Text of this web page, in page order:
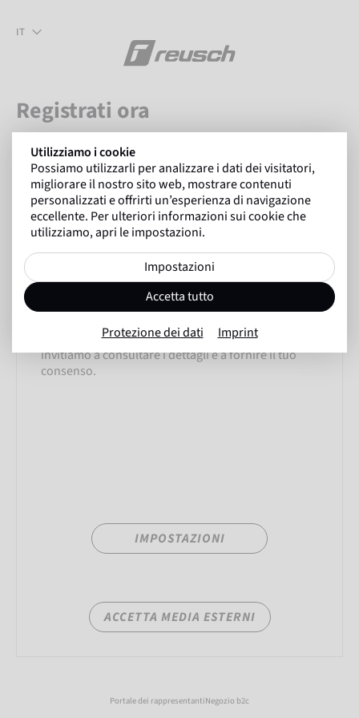
IT
Registrati ora
Compila il seguente modulo per registrarti.
Esamineremo i tuoi dati e ti invieremo le tue
credenziali di accesso personali.
Consenso necessario!
Utilizziamo fornitori terzi (qui 'Google reCAPTCHA')
per integrare contenuti. Questi possono
raccogliere dati personali sulle tue attività. Ti
invitiamo a consultare i dettagli e a fornire il tuo
consenso.
IMPOSTAZIONI
ACCETTA MEDIA ESTERNI
Portale dei rappresentantiNegozio b2c
Utilizziamo i cookie
Possiamo utilizzarli per analizzare i dati dei visitatori,
migliorare il nostro sito web, mostrare contenuti
personalizzati e offrirti un’esperienza di navigazione
eccellente. Per ulteriori informazioni sui cookie che
utilizziamo, apri le impostazioni.
Impostazioni
Accetta tutto
Protezione dei dati Imprint